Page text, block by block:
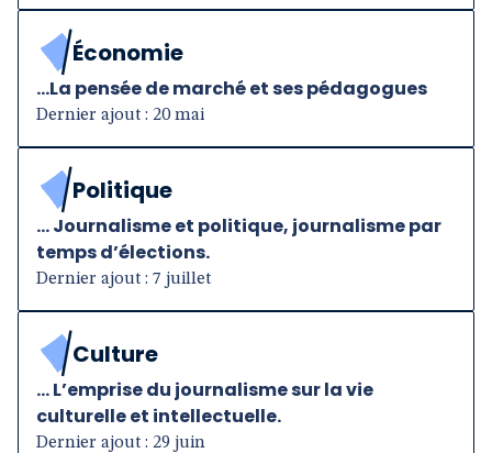
Économie
...La pensée de marché et ses pédagogues
Dernier ajout : 20 mai
Politique
... Journalisme et politique, journalisme par
temps d’élections.
Dernier ajout : 7 juillet
Culture
... L’emprise du journalisme sur la vie
culturelle et intellectuelle.
Dernier ajout : 29 juin